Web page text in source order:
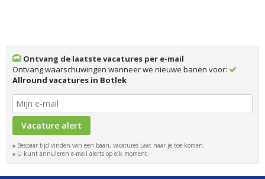
Ontvang de laatste vacatures per e-mail
Ontvang waarschuwingen wanneer we nieuwe banen voor:
Allround vacatures in Botlek
Bespaar tijd vinden van een baan, vacatures Laat naar je toe komen.
U kunt annuleren e-mail alerts op elk moment.